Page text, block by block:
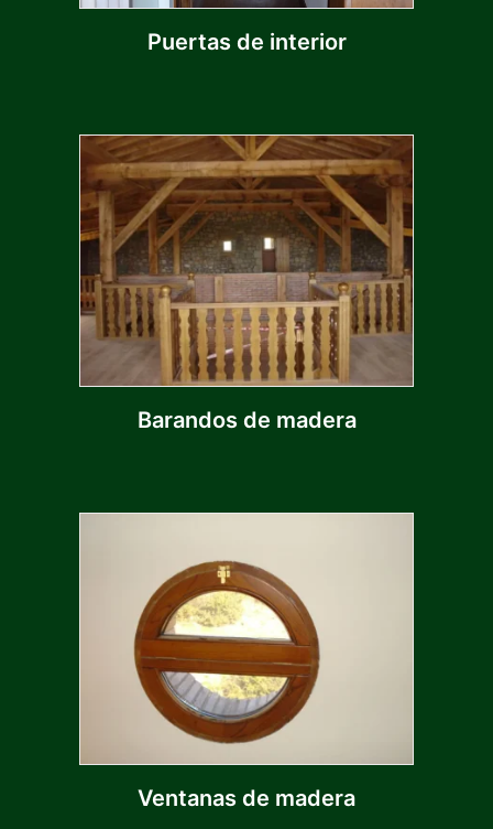
Puertas de interior
Barandos de madera
Ventanas de madera